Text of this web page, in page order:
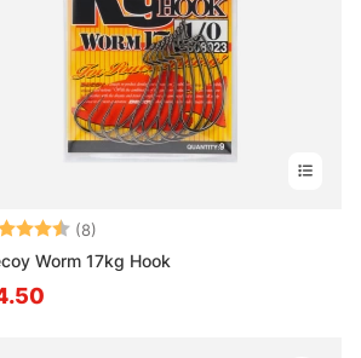
(8)
Worm 17kg Hook